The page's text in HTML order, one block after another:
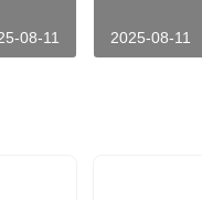
08-11 2025-08-11